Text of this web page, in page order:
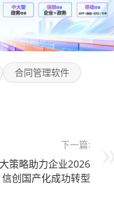
合同管理软件
下一篇:
策略助力企业2026
信创国产化成功转型